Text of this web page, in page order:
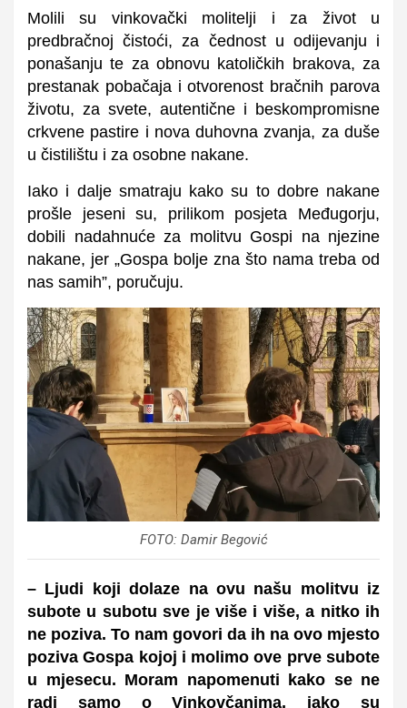
Molili su vinkovački molitelji i za život u
predbračnoj čistoći, za čednost u odijevanju i
ponašanju te za obnovu katoličkih brakova, za
prestanak pobačaja i otvorenost bračnih parova
životu, za svete, autentične i beskompromisne
crkvene pastire i nova duhovna zvanja, za duše
u čistilištu i za osobne nakane.
Iako i dalje smatraju kako su to dobre nakane
prošle jeseni su, prilikom posjeta Međugorju,
dobili nadahnuće za molitvu Gospi na njezine
nakane, jer „Gospa bolje zna što nama treba od
nas samih”, poručuju.
FOTO: Damir Begović
– Ljudi koji dolaze na ovu našu molitvu iz
subote u subotu sve je više i više, a nitko ih
ne poziva. To nam govori da ih na ovo mjesto
poziva Gospa kojoj i molimo ove prve subote
u mjesecu. Moram napomenuti kako se ne
radi samo o Vinkovčanima, iako su